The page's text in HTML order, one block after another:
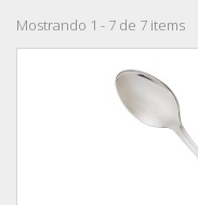
Mostrando 1 - 7 de 7 items